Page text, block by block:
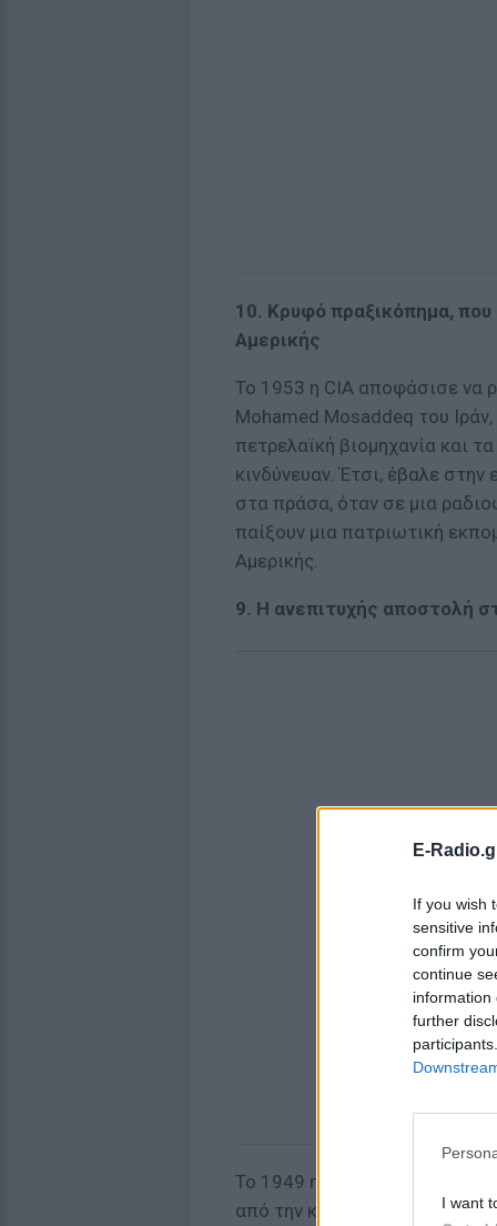
E-
If you wish
sensitive
confirm
continue
information
further
I want
10. Κρυφό πραξικόπημα, που
Αμερικής
Το 1953 η CIA αποφάσισε να
Mohamed Mosaddeq του
πετρελαϊκή βιομηχανία και
κινδύνευαν. Έτσι, έβαλε
στα πράσα, όταν σε μια
παίξουν μια πατριωτική
Αμερικής.
9. Η ανεπιτυχής αποστολή
Το 1949 η Αμερική αποφάσισε
από την κυβέρνηση της